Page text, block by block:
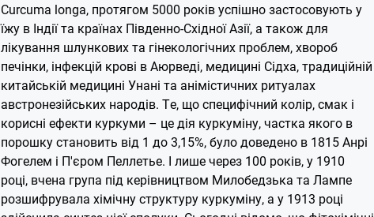
Curcuma longa, протягом 5000 років успішно застосовують у
їжу в Індії та країнах Південно-Східної Азії, а також для
лікування шлункових та гінекологічних проблем, хвороб
печінки, інфекцій крові в Аюрведі, медицині Сідха, традиційній
китайській медицині Унані та анімістичних ритуалах
австронезійських народів. Те, що специфічний колір, смак і
корисні ефекти куркуми – це дія куркуміну, частка якого в
порошку становить від 1 до 3,15%, було доведено в 1815 Анрі
Фогелем і П'єром Пеллетье. І лише через 100 років, у 1910
році, вчена група під керівництвом Милобедзька та Лампе
розшифрувала хімічну структуру куркуміну, а у 1913 році